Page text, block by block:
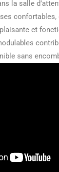
la salle
et
sans